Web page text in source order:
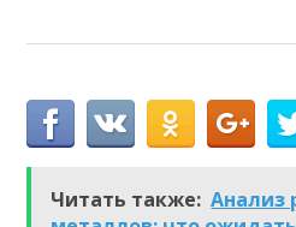
Читать также: Анализ